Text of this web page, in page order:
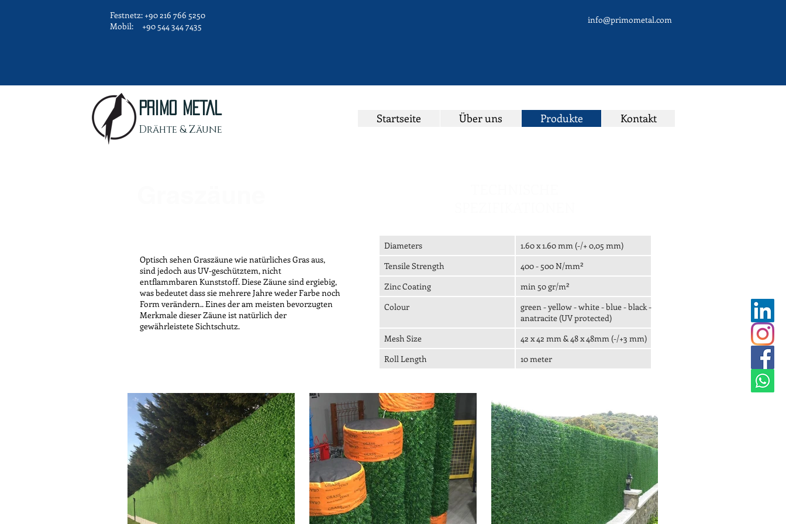
Festnetz: +90 216 766 5250
Mobil: +90 544 344 7435
info@primometal.com
PRIMO METAL
Drähte & Zäune
Startseite Über uns Produkte Kontakt
Optisch sehen Graszäune wie natürliches Gras aus,
sind jedoch aus UV-geschütztem, nicht
entflammbaren Kunststoff. Diese Zäune sind ergiebig,
was bedeutet dass sie mehrere Jahre weder Farbe noch
Form verändern.. Eines der am meisten bevorzugten
Merkmale dieser Zäune ist natürlich der
gewährleistete Sichtschutz.
Diameters
Tensile Strength
Zinc Coating
Colour
Mesh Size
Roll Length
1.60 x 1.60 mm (-/+ 0,05 mm)
400 - 500 N/mm²
min 50 gr/m²
green - yellow - white - blue - black -
anatracite (UV protected)
42 x 42 mm & 48 x 48mm (-/+3 mm)
10 meter